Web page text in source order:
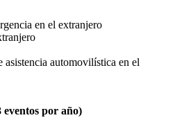
en el extranjero
asistencia automovilística en el
eventos por año)